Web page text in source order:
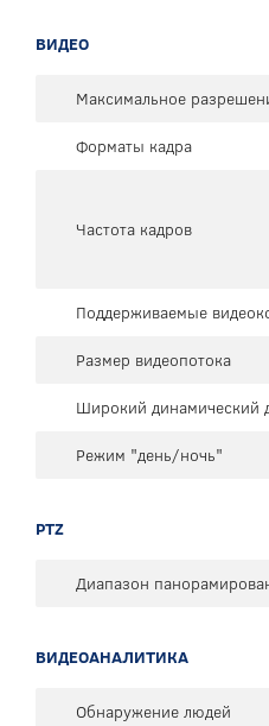
ВИДЕО
Максимальное
Форматы кадра
Частота кадров
Поддерживаемые
Размер видеопотока
Широкий динамический
Режим "день/ночь"
PTZ
Диапазон
ВИДЕОАНАЛИТИКА
Обнаружение людей